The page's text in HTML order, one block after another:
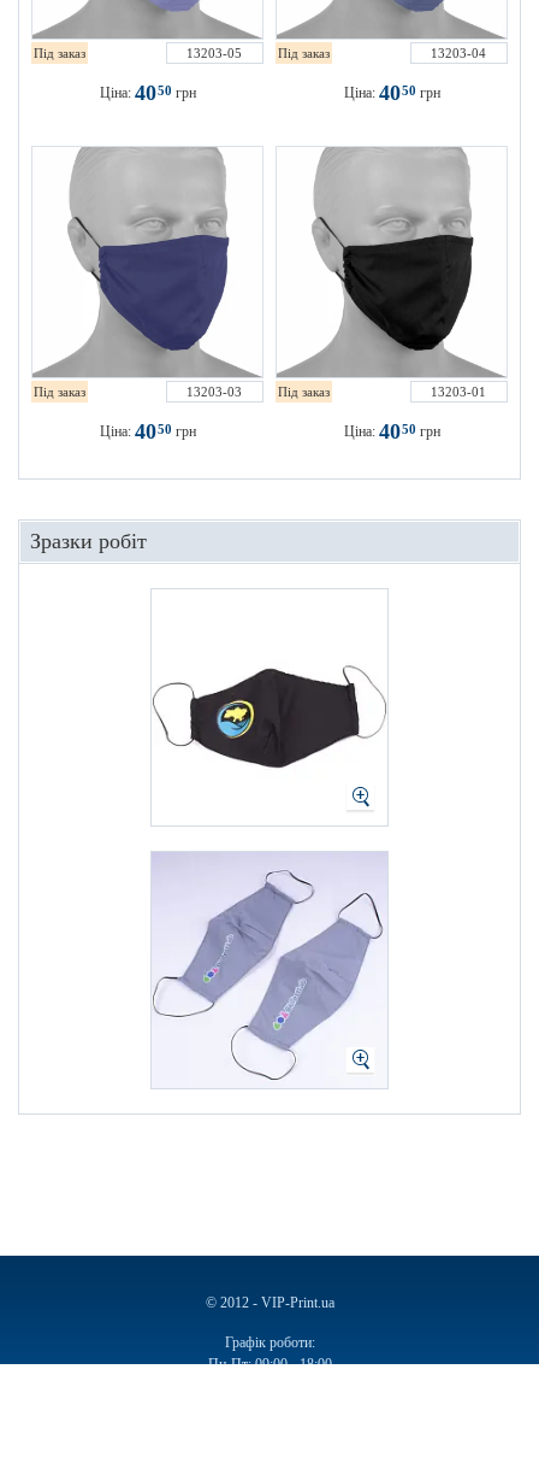
Під заказ 13203-05
Ціна: 4050 грн
Під заказ 13203-04
Ціна: 4050 грн
Під заказ 13203-03
Ціна: 4050 грн
Під заказ 13203-01
Ціна: 4050 грн
Зразки робіт
© 2012 - VIP-Print.ua
Графік роботи:
Пн-Пт: 09:00 - 18:00